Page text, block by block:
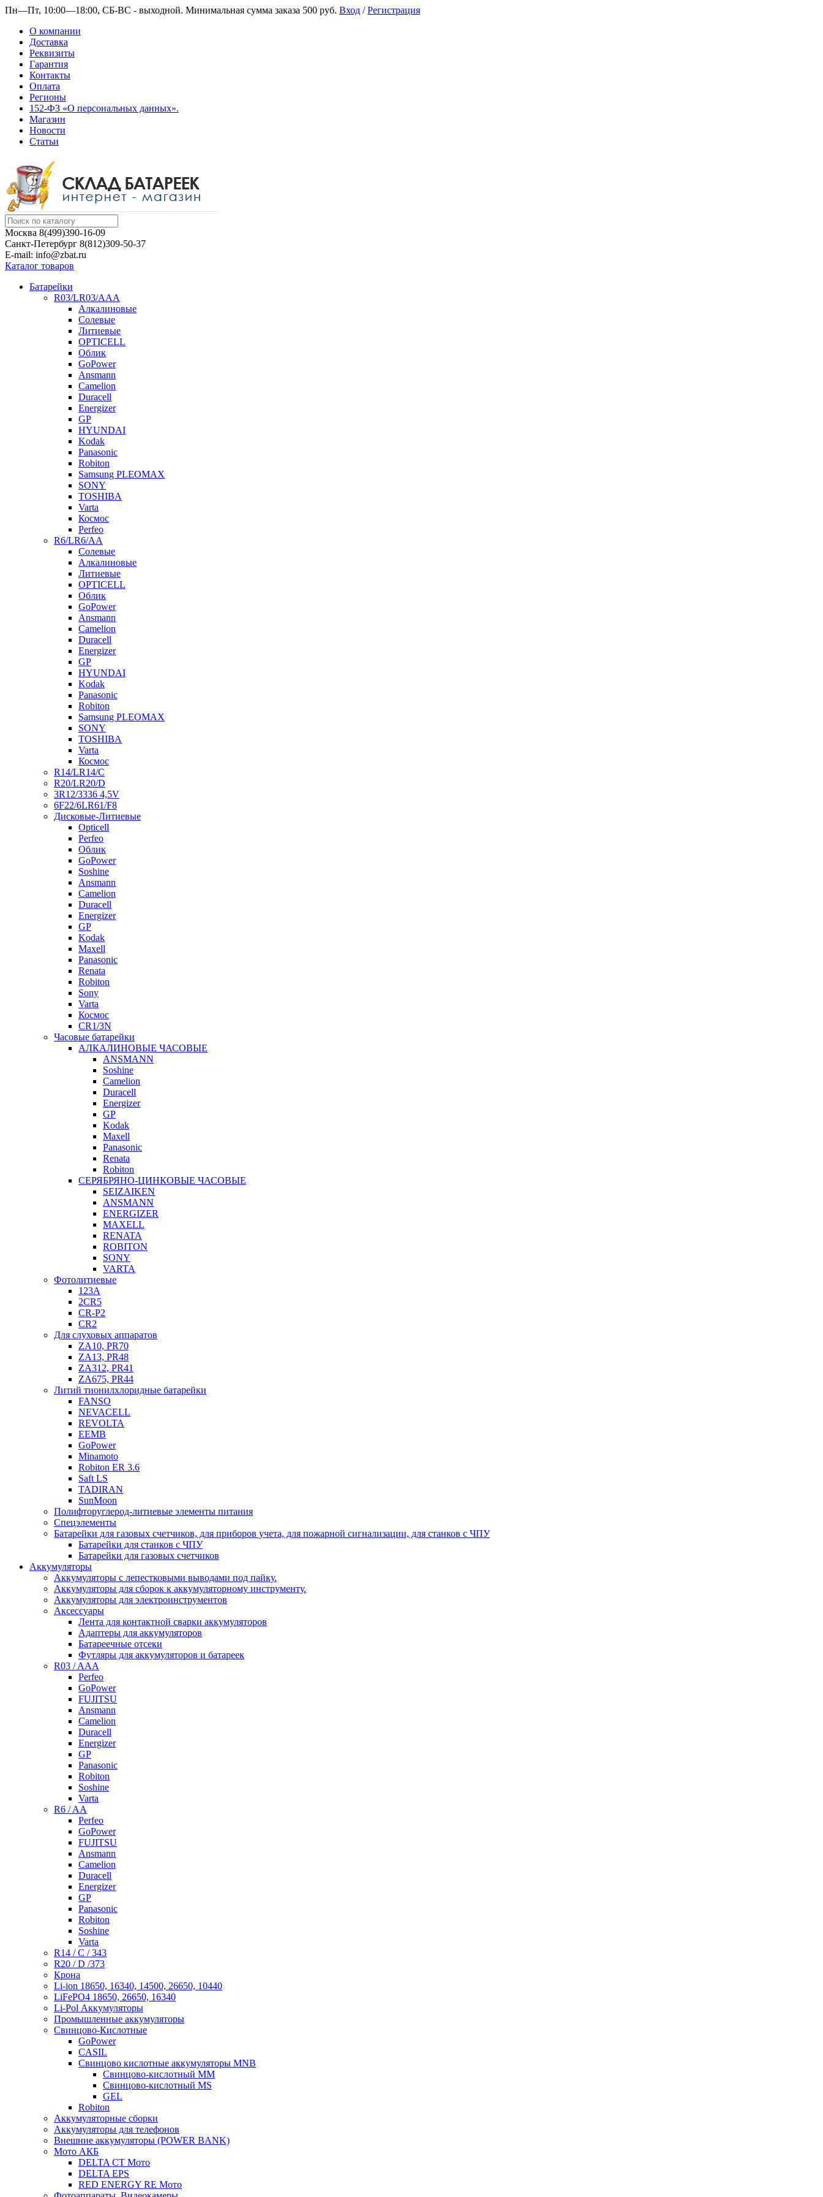
Пн—Пт, 10:00—18:00, СБ-ВС - выходной. Минимальная сумма заказа 500 руб. Вход /Регистрация
О компании
Доставка
Реквизиты
Гарантия
Контакты
Оплата
Регионы
152-ФЗ «О персональных данных».
Магазин
Новости
Статьи
Москва 8(499)390-16-09
Санкт-Петербург 8(812)309-50-37
E-mail: info@zbat.ru
Каталог товаров
Батарейки
R03/LR03/AAA
Алкалиновые
Солевые
Литиевые
OPTICELL
Облик
GoPower
Ansmann
Camelion
Duracell
Energizer
GP
HYUNDAI
Kodak
Panasonic
Robiton
Samsung PLEOMAX
SONY
TOSHIBA
Varta
Космос
Perfeo
R6/LR6/AA
Солевые
Алкалиновые
Литиевые
OPTICELL
Облик
GoPower
Ansmann
Camelion
Duracell
Energizer
GP
HYUNDAI
Kodak
Panasonic
Robiton
Samsung PLEOMAX
SONY
TOSHIBA
Varta
Космос
R14/LR14/C
R20/LR20/D
3R12/3336 4,5V
6F22/6LR61/F8
Дисковые-Литиевые
Opticell
Perfeo
Облик
GoPower
Soshine
Ansmann
Camelion
Duracell
Energizer
GP
Kodak
Maxell
Panasonic
Renata
Robiton
Sony
Varta
Космос
CR1/3N
Часовые батарейки
АЛКАЛИНОВЫЕ ЧАСОВЫЕ
ANSMANN
Soshine
Camelion
Duracell
Energizer
GP
Kodak
Maxell
Panasonic
Renata
Robiton
СЕРЯБРЯНО-ЦИНКОВЫЕ ЧАСОВЫЕ
SEIZAIKEN
ANSMANN
ENERGIZER
MAXELL
RENATA
ROBITON
SONY
VARTA
Фотолитиевые
123A
2CR5
CR-P2
CR2
Для слуховых аппаратов
ZA10, PR70
ZA13, PR48
ZA312, PR41
ZA675, PR44
Литий тионилхлоридные батарейки
FANSO
NEVACELL
REVOLTA
EEMB
GoPower
Minamoto
Robiton ER 3.6
Saft LS
TADIRAN
SunMoon
Полифторуглерод-литиевые элементы питания
Спецэлементы
Батарейки для газовых счетчиков, для приборов учета, для пожарной сигнализации, для станков с ЧПУ
Батарейки для станков с ЧПУ
Батарейки для газовых счетчиков
Аккумуляторы
Аккумуляторы с лепестковыми выводами под пайку.
Аккумуляторы для сборок к аккумуляторному инструменту.
Аккумуляторы для электроинструментов
Аксессуары
Лента для контактной сварки аккумуляторов
Адаптеры для аккумуляторов
Батареечные отсеки
Футляры для аккумуляторов и батареек
R03 / AAA
Perfeo
GoPower
FUJITSU
Ansmann
Camelion
Duracell
Energizer
GP
Panasonic
Robiton
Soshine
Varta
R6 / AA
Perfeo
GoPower
FUJITSU
Ansmann
Camelion
Duracell
Energizer
GP
Panasonic
Robiton
Soshine
Varta
R14 / C / 343
R20 / D /373
Крона
Li-ion 18650, 16340, 14500, 26650, 10440
LiFePO4 18650, 26650, 16340
Li-Pol Аккумуляторы
Промышленные аккумуляторы
Свинцово-Кислотные
GoPower
CASIL
Свинцово кислотные аккумуляторы MNB
Cвинцово-кислотный MM
Cвинцово-кислотный MS
GEL
Robiton
Аккумуляторные сборки
Аккумуляторы для телефонов
Внешние аккумуляторы (POWER BANK)
Мото АКБ
DELTA CT Мото
DELTA EPS
RED ENERGY RE Мото